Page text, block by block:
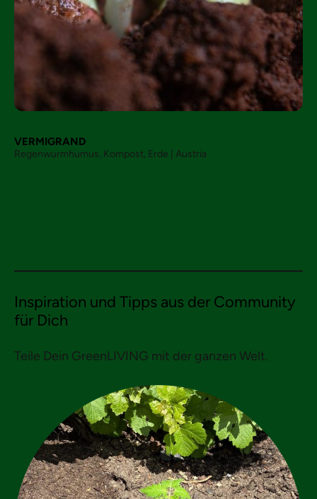
VERMIGRAND
Regenwurmhumus, Kompost, Erde | Austria
Inspiration und Tipps aus der Community
für Dich
Teile Dein GreenLIVING mit der ganzen Welt.